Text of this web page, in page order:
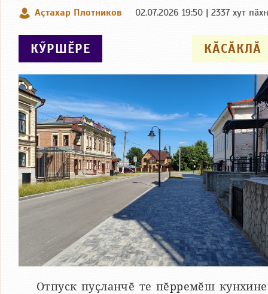
Аçтахар Плотников 02.07.2026 19:50 | 2337 хут
КӐСӐКЛӐ
КӲРШӖРЕ
Отпуск пуҫланчӗ те пӗрремӗш